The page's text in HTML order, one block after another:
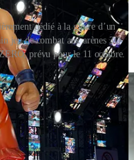
dédié à la gloire d’un
jeu de combat aux arènes 3D
prévu pour le 11 octobre.